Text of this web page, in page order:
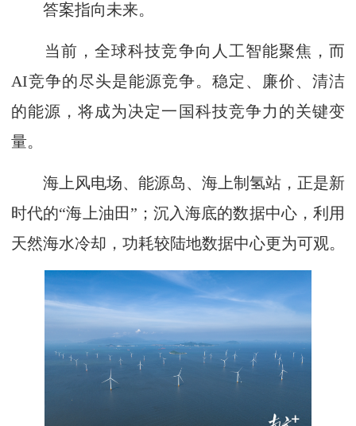
答案指向未来。
当前，全球科技竞争向人工智能聚焦，而
AI竞争的尽头是能源竞争。稳定、廉价、清洁
的能源，将成为决定一国科技竞争力的关键变
量。
海上风电场、能源岛、海上制氢站，正是新
时代的“海上油田”；沉入海底的数据中心，利用
天然海水冷却，功耗较陆地数据中心更为可观。